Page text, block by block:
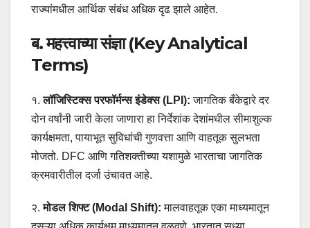
राज्यांमधील आर्थिक संबंध अधिक दृढ झाले आहेत.
ब. महत्त्वाच्या संज्ञा (Key Analytical
Terms)
१.लॉजिस्टिक्स परफॉर्मन्स इंडेक्स (LPI): जागतिक बँकेद्वारे दर
दोन वर्षांनी जारी केला जाणारा हा निर्देशांक देशांमधील सीमाशुल्क
कार्यक्षमता, पायाभूत सुविधांची गुणवत्ता आणि वाहतूक सुलभता
मोजतो. DFC आणि गतिशक्तीच्या यशामुळे भारताचा जागतिक
क्रमवारीतील दर्जा उंचावत आहे.
२.मोडल शिफ्ट (Modal Shift): मालवाहतूक एका माध्यमातून